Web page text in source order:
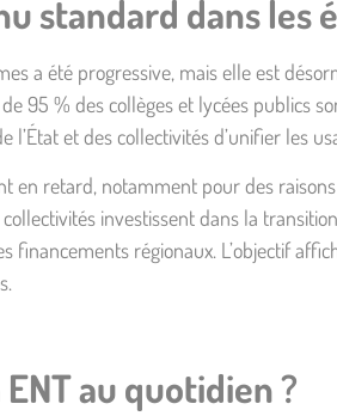
standard dans les
a été progressive, mais elle est
95 % des collèges et lycées publics
l’État et des collectivités d’unifier les
en retard, notamment pour des
collectivités investissent dans la
financements régionaux. L’objectif
au quotidien ?